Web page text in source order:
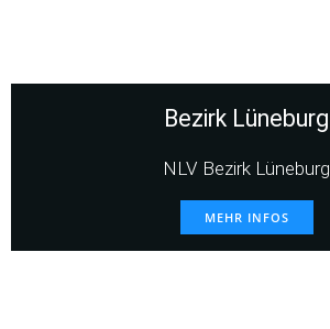
Bezirk Lüneburg
NLV Bezirk Lüneburg
MEHR INFOS